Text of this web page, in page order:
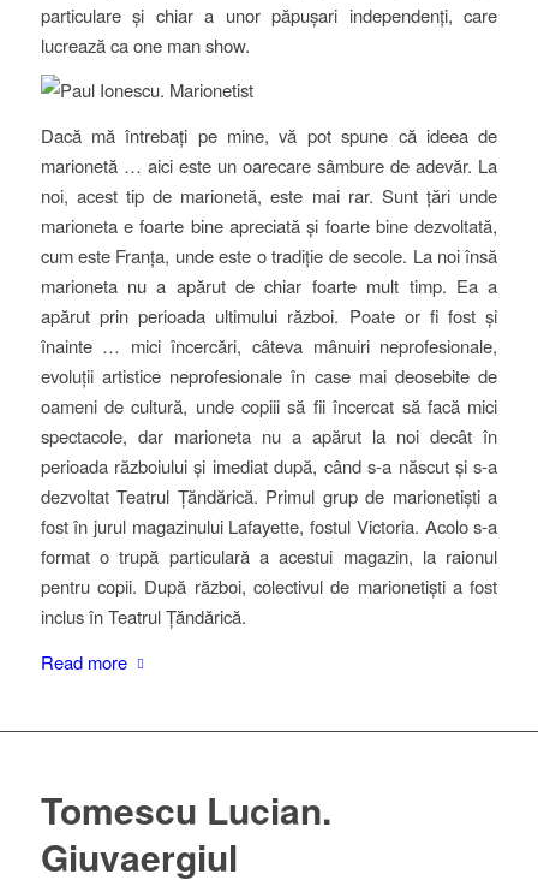
particulare și chiar a unor păpușari independenți, care
lucrează ca one man show.
Dacă mă întrebați pe mine, vă pot spune că ideea de
marionetă … aici este un oarecare sâmbure de adevăr. La
noi, acest tip de marionetă, este mai rar. Sunt țări unde
marioneta e foarte bine apreciată și foarte bine dezvoltată,
cum este Franța, unde este o tradiție de secole. La noi însă
marioneta nu a apărut de chiar foarte mult timp. Ea a
apărut prin perioada ultimului război. Poate or fi fost și
înainte … mici încercări, câteva mânuiri neprofesionale,
evoluții artistice neprofesionale în case mai deosebite de
oameni de cultură, unde copiii să fii încercat să facă mici
spectacole, dar marioneta nu a apărut la noi decât în
perioada războiului și imediat după, când s-a născut și s-a
dezvoltat Teatrul Țăndărică. Primul grup de marionetiști a
fost în jurul magazinului Lafayette, fostul Victoria. Acolo s-a
format o trupă particulară a acestui magazin, la raionul
pentru copii. După război, colectivul de marionetiști a fost
inclus în Teatrul Țăndărică.
Read more
Tomescu Lucian.
Giuvaergiul